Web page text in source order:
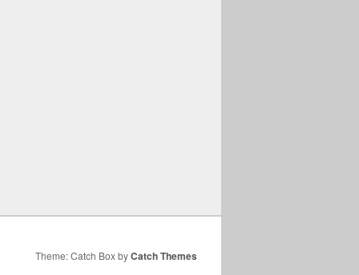
Theme: Catch Box byCatch Themes